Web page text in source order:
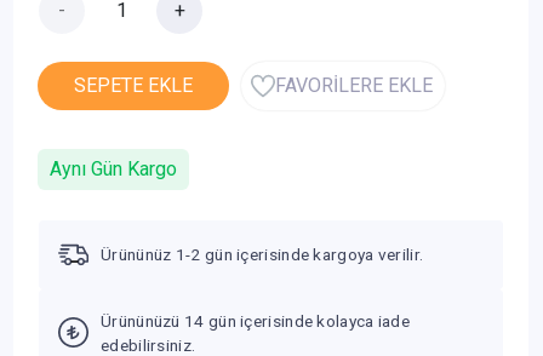
- +
SEPETE EKLE FAVORİLERE EKLE
Aynı Gün Kargo
Ürününüz 1-2 gün içerisinde kargoya verilir.
Ürününüzü 14 gün içerisinde kolayca iade
edebilirsiniz.